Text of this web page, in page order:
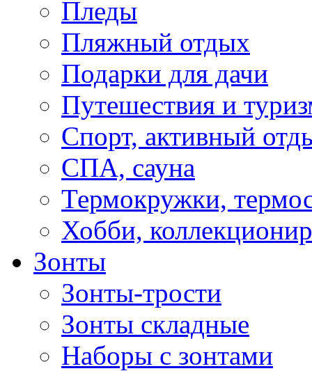
Пледы
Пляжный отдых
Подарки для дачи
Путешествия и
Спорт, активный
СПА, сауна
Термокружки,
Хобби,
Зонты
Зонты-трости
Зонты складные
Наборы с зонтами